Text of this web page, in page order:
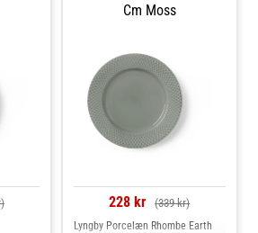
Cm Moss
228 kr (339 kr)
Lyngby Porcelæn Rhombe Earth